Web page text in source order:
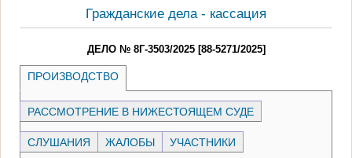
Гражданские дела - кассация
ДЕЛО № 8Г-3503/2025 [88-5271/2025]
ПРОИЗВОДСТВО
РАССМОТРЕНИЕ В НИЖЕСТОЯЩЕМ СУДЕ
СЛУШАНИЯ ЖАЛОБЫ УЧАСТНИКИ